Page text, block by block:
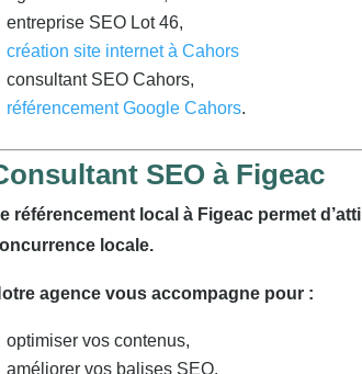
entreprise SEO Lot 46,
création site internet à Cahors
consultant SEO Cahors,
référencement Google Cahors.
SEO à Figeac
référencement local à Figeac permet
locale.
agence vous accompagne pour :
optimiser vos contenus,
améliorer vos balises SEO,